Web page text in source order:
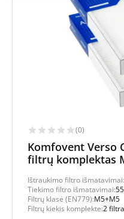
(0)
Komfovent Verso
filtrų komplektas
Ištraukimo filtro išmatavimai:
Tiekimo filtro išmatavimai:
Filtrų klasė (EN779):M5+M5
Filtrų kiekis komplekte:2